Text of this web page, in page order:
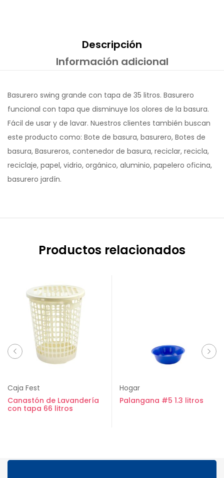
Descripción
Información adicional
Basurero swing grande con tapa de 35 litros. Basurero
funcional con tapa que disminuye los olores de la basura.
Fácil de usar y de lavar. Nuestros clientes también buscan
este producto como: Bote de basura, basurero, Botes de
basura, Basureros, contenedor de basura, reciclar, recicla,
reciclaje, papel, vidrio, orgánico, aluminio, papelero oficina,
basurero jardín.
Productos relacionados
Caja Fest
Canastón de Lavandería
con tapa 66 litros
Hogar
Palangana #5 1.3 litros